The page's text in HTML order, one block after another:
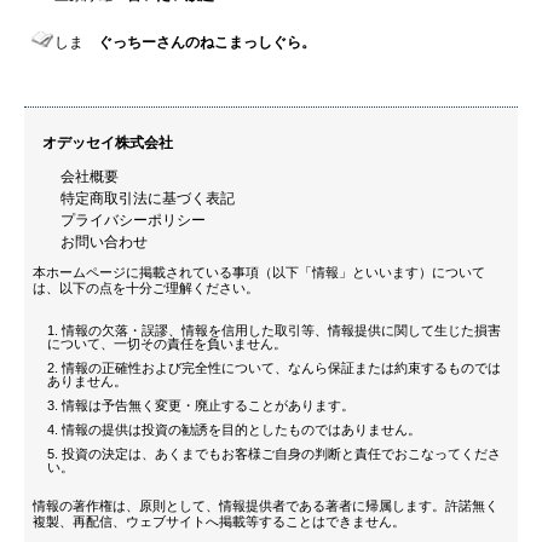
しま ぐっちーさんのねこまっしぐら。
オデッセイ株式会社
会社概要
特定商取引法に基づく表記
プライバシーポリシー
お問い合わせ
本ホームページに掲載されている事項（以下「情報」といいます）について
は、以下の点を十分ご理解ください。
情報の欠落・誤謬、情報を信用した取引等、情報提供に関して生じた損害
について、一切その責任を負いません。
情報の正確性および完全性について、なんら保証または約束するものでは
ありません。
情報は予告無く変更・廃止することがあります。
情報の提供は投資の勧誘を目的としたものではありません。
投資の決定は、あくまでもお客様ご自身の判断と責任でおこなってくださ
い。
情報の著作権は、原則として、情報提供者である著者に帰属します。許諾無く
複製、再配信、ウェブサイトへ掲載等することはできません。